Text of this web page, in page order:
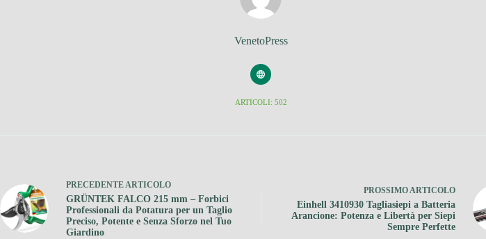
VenetoPress
ARTICOLI: 502
PRECEDENTEARTICOLO
GRÜNTEK FALCO 215 mm – Forbici
Professionali da Potatura per un Taglio
Preciso, Potente e Senza Sforzo nel Tuo
Giardino
PROSSIMOARTICOLO
Einhell 3410930 Tagliasiepi a Batteria
Arancione: Potenza e Libertà per Siepi
Sempre Perfette